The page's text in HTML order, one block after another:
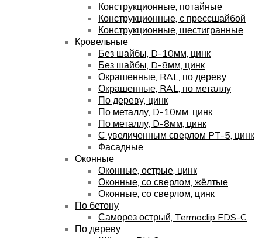
Конструкционные, потайные
Конструкционные, с прессшайбой
Конструкционные, шестигранные
Кровельные
Без шайбы, D-10мм, цинк
Без шайбы, D-8мм, цинк
Окрашенные, RAL, по дереву
Окрашенные, RAL, по металлу
По дереву, цинк
По металлу, D-10мм, цинк
По металлу, D-8мм, цинк
С увеличенным сверлом PT-5, цинк
Фасадные
Оконные
Оконные, острые, цинк
Оконные, со сверлом, жёлтые
Оконные, со сверлом, цинк
По бетону
Саморез острый, Termoclip EDS-C
По дереву